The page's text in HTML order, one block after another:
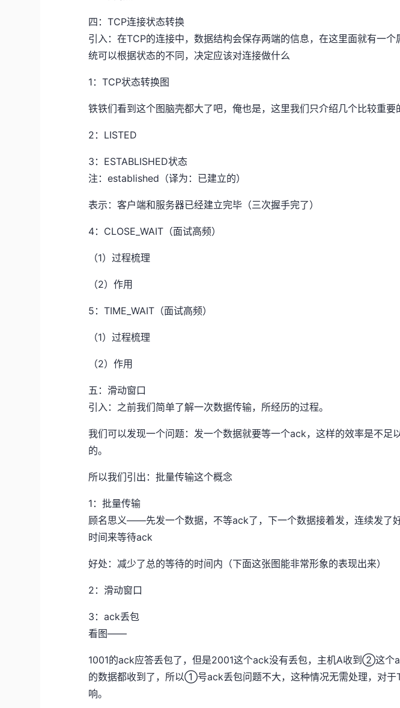
四：TCP连接状态转换
引入：在TCP的连接中，数据结构会保存两端的信息，在这里面就有一个
统可以根据状态的不同，决定应该对连接做什么
1：TCP状态转换图
铁铁们看到这个图脑壳都大了吧，俺也是，这里我们只介绍几个比较重要
2：LISTED
3：ESTABLISHED状态
注：established（译为：已建立的）
表示：客户端和服务器已经建立完毕（三次握手完了）
4：CLOSE_WAIT（面试高频）
（1）过程梳理
（2）作用
5：TIME_WAIT（面试高频）
（1）过程梳理
（2）作用
五：滑动窗口
引入：之前我们简单了解一次数据传输，所经历的过程。
我们可以发现一个问题：发一个数据就要等一个ack，这样的效率是不足
的。
所以我们引出：批量传输这个概念
1：批量传输
顾名思义——先发一个数据，不等ack了，下一个数据接着发，连续发了
时间来等待ack
好处：减少了总的等待的时间内（下面这张图能非常形象的表现出来）
2：滑动窗口
3：ack丢包
看图——
1001的ack应答丢包了，但是2001这个ack没有丢包，主机A收到②这个
的数据都收到了，所以①号ack丢包问题不大，这种情况无需处理，对于
响。